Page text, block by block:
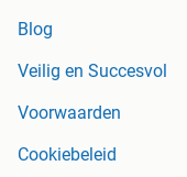
Blog
Veilig en Succesvol
Voorwaarden
Cookiebeleid